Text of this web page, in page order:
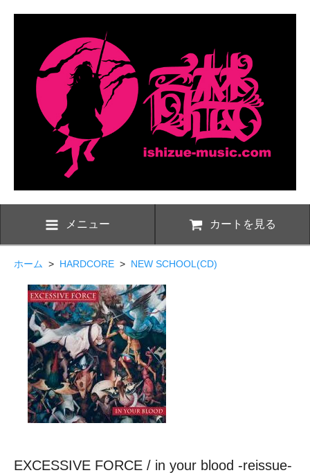
メニュー カートを見る
ホーム > HARDCORE > NEW SCHOOL(CD)
EXCESSIVE FORCE / in your blood -reissue-